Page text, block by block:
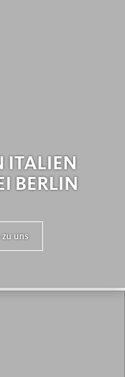
ITALIEN
BERLIN
uns